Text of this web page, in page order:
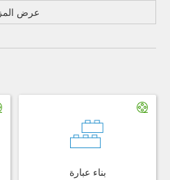
عرض
بناء عبارة